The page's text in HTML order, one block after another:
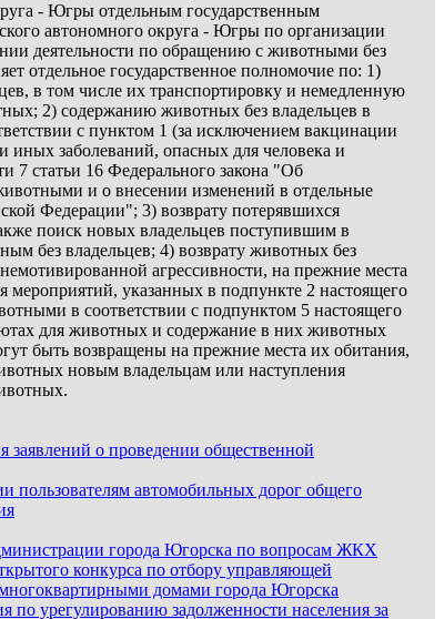
- Югры отдельным государственным
автономного округа - Югры по организации
деятельности по обращению с животными без
отдельное государственное полномочие по: 1)
в том числе их транспортировку и немедленную
2) содержанию животных без владельцев в
с пунктом 1 (за исключением вакцинации
заболеваний, опасных для человека и
7 статьи 16 Федерального закона "Об
и о внесении изменений в отдельные
Федерации"; 3) возврату потерявшихся
поиск новых владельцев поступившим в
без владельцев; 4) возврату животных без
агрессивности, на прежние места
мероприятий, указанных в подпункте 2 настоящего
в соответствии с подпунктом 5 настоящего
для животных и содержание в них животных
быть возвращены на прежние места их обитания,
новым владельцам или наступления
заявлений о проведении общественной
пользователям автомобильных дорог общего
города Югорска по вопросам ЖКХ
конкурса по отбору управляющей
домами города Югорска
по урегулированию задолженности населения за